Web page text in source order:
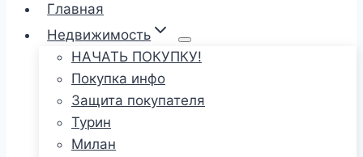
Главная
Недвижимость
НАЧАТЬ ПОКУПКУ!
Покупка инфо
Защита покупателя
Турин
Милан